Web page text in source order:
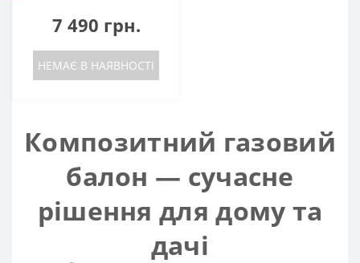
7 490 грн.
НЕМАЄ В НАЯВНОСТІ
Композитний газовий
балон — сучасне
рішення для дому та
дачі